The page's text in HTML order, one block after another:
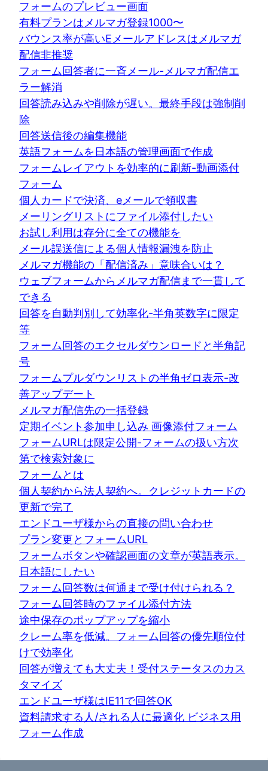
フォームのプレビュー画面
有料プランはメルマガ登録1000〜
バウンス率が高いEメールアドレスはメルマガ
配信非推奨
フォーム回答者に一斉メール-メルマガ配信エ
ラー解消
回答読み込みや削除が遅い。最終手段は強制削
除
回答送信後の編集機能
英語フォームを日本語の管理画面で作成
フォームレイアウトを効率的に刷新-動画添付
フォーム
個人カードで決済、eメールで領収書
メーリングリストにファイル添付したい
お試し利用は存分に全ての機能を
メール誤送信による個人情報漏洩を防止
メルマガ機能の「配信済み」意味合いは？
ウェブフォームからメルマガ配信まで一貫して
できる
回答を自動判別して効率化-半角英数字に限定
等
フォーム回答のエクセルダウンロードと半角記
号
フォームプルダウンリストの半角ゼロ表示-改
善アップデート
メルマガ配信先の一括登録
定期イベント参加申し込み 画像添付フォーム
フォームURLは限定公開-フォームの扱い方次
第で検索対象に
フォームとは
個人契約から法人契約へ。クレジットカードの
更新で完了
エンドユーザ様からの直接の問い合わせ
プラン変更とフォームURL
フォームボタンや確認画面の文章が英語表示。
日本語にしたい
フォーム回答数は何通まで受け付けられる？
フォーム回答時のファイル添付方法
途中保存のポップアップを縮小
クレーム率を低減。フォーム回答の優先順位付
けで効率化
回答が増えても大丈夫！受付ステータスのカス
タマイズ
エンドユーザ様はIE11で回答OK
資料請求する人/される人に最適化 ビジネス用
フォーム作成